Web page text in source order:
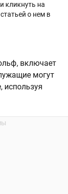
кликнуть на
о нем в
включает
могут
используя